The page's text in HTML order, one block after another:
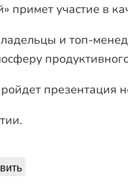
примет участие в
и топ-
презентация